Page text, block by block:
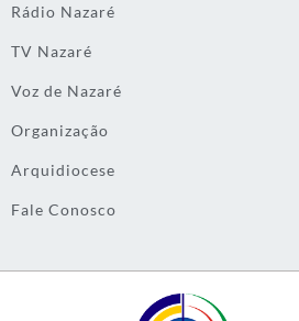
Rádio Nazaré
TV Nazaré
Voz de Nazaré
Organização
Arquidiocese
Fale Conosco